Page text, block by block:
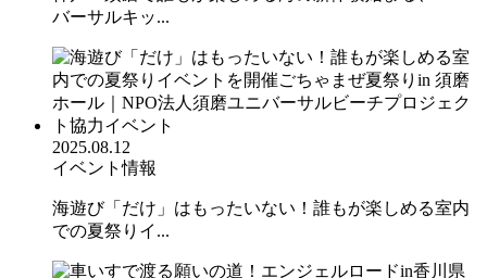
バーサルキッ...
2025.08.12
イベント情報
海遊び「だけ」はもったいない！誰もが楽しめる室内
での夏祭りイ...